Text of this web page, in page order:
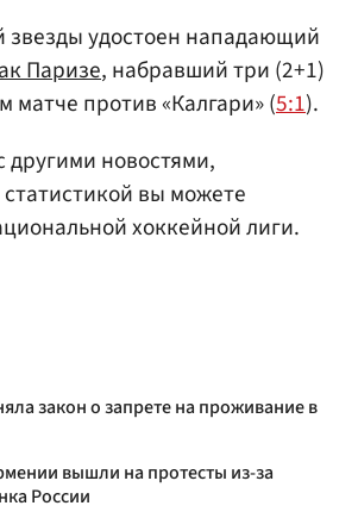
звезды удостоен нападающий
Паризе, набравший три (2+1)
матче против «Калгари» (5:1).
другими новостями,
вы можете
хоккейной лиги.
закон о запрете на проживание в
вышли на протесты из-за
России